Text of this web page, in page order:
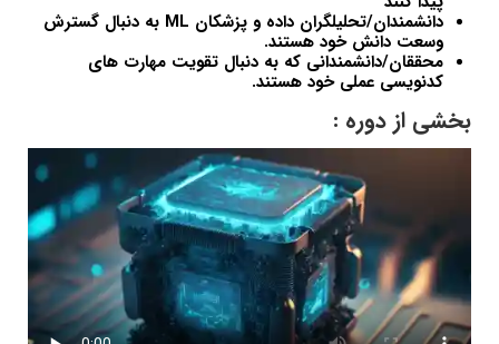
دانشمندان/تحلیلگران داده و پزشکان ML به دنبال گسترش
وسعت دانش خود هستند.
محققان/دانشمندانی که به دنبال تقویت مهارت های
کدنویسی عملی خود هستند.
بخشی از دوره :